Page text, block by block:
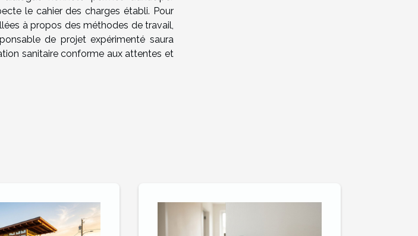
le cahier des charges établi. Pour
à propos des méthodes de travail,
de projet expérimenté saura
sanitaire conforme aux attentes et